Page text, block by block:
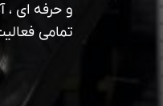
و حرفه ای ،
تمامی